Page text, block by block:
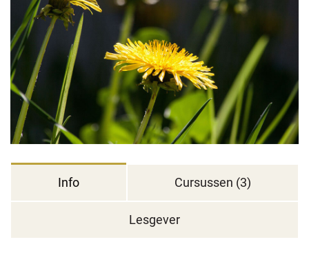
Info Cursussen (3)
Lesgever